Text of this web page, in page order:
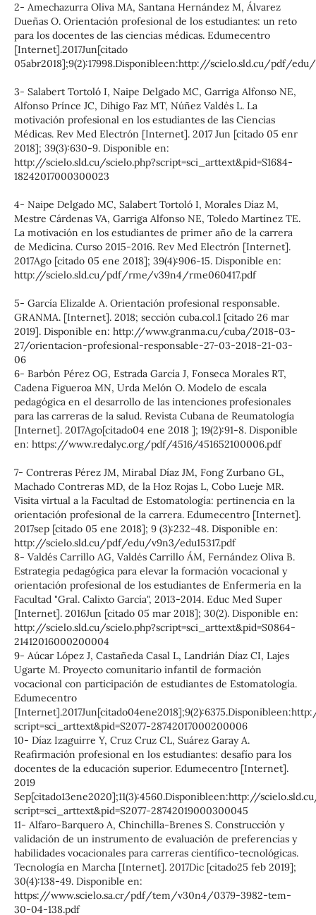
2- Amechazurra Oliva MA, Santana Hernández M, Álvarez
Dueñas O. Orientación profesional de los estudiantes: un reto
para los docentes de las ciencias médicas. Edumecentro
[Internet].2017Jun[citado
05abr2018];9(2):17998.Disponibleen:http://scielo.sld.cu/pdf/edu/
3- Salabert Tortoló I, Naipe Delgado MC, Garriga Alfonso NE,
Alfonso Prínce JC, Dihigo Faz MT, Núñez Valdés L. La
motivación profesional en los estudiantes de las Ciencias
Médicas. Rev Med Electrón [Internet]. 2017 Jun [citado 05 enr
2018]; 39(3):630-9. Disponible en:
http://scielo.sld.cu/scielo.php?script=sci_arttext&pid=S1684-
18242017000300023
4- Naipe Delgado MC, Salabert Tortoló I, Morales Díaz M,
Mestre Cárdenas VA, Garriga Alfonso NE, Toledo Martínez TE.
La motivación en los estudiantes de primer año de la carrera
de Medicina. Curso 2015-2016. Rev Med Electrón [Internet].
2017Ago [citado 05 ene 2018]; 39(4):906-15. Disponible en:
http://scielo.sld.cu/pdf/rme/v39n4/rme060417.pdf
5- García Elizalde A. Orientación profesional responsable.
GRANMA. [Internet]. 2018; sección cuba.col.1 [citado 26 mar
2019]. Disponible en: http://www.granma.cu/cuba/2018-03-
27/orientacion-profesional-responsable-27-03-2018-21-03-
06
6- Barbón Pérez OG, Estrada García J, Fonseca Morales RT,
Cadena Figueroa MN, Urda Melón O. Modelo de escala
pedagógica en el desarrollo de las intenciones profesionales
para las carreras de la salud. Revista Cubana de Reumatología
[Internet]. 2017Ago[citado04 ene 2018 ]; 19(2):91-8. Disponible
en: https://www.redalyc.org/pdf/4516/451652100006.pdf
7- Contreras Pérez JM, Mirabal Díaz JM, Fong Zurbano GL,
Machado Contreras MD, de la Hoz Rojas L, Cobo Lueje MR.
Visita virtual a la Facultad de Estomatología: pertinencia en la
orientación profesional de la carrera. Edumecentro [Internet].
2017sep [citado 05 ene 2018]; 9 (3):232-48. Disponible en:
http://scielo.sld.cu/pdf/edu/v9n3/edu15317.pdf
8- Valdés Carrillo AG, Valdés Carrillo ÁM, Fernández Oliva B.
Estrategia pedagógica para elevar la formación vocacional y
orientación profesional de los estudiantes de Enfermería en la
Facultad "Gral. Calixto García", 2013-2014. Educ Med Super
[Internet]. 2016Jun [citado 05 mar 2018]; 30(2). Disponible en:
http://scielo.sld.cu/scielo.php?script=sci_arttext&pid=S0864-
21412016000200004
9- Aúcar López J, Castañeda Casal L, Landrián Díaz CI, Lajes
Ugarte M. Proyecto comunitario infantil de formación
vocacional con participación de estudiantes de Estomatología.
Edumecentro
script=sci_arttext&pid=S2077-28742017000200006
10- Díaz Izaguirre Y, Cruz Cruz CL, Suárez Garay A.
Reafirmación profesional en los estudiantes: desafío para los
docentes de la educación superior. Edumecentro [Internet].
2019
Sep[citado13ene2020];11(3):4560.Disponibleen:http://
script=sci_arttext&pid=S2077-28742019000300045
11- Alfaro-Barquero A, Chinchilla-Brenes S. Construcción y
validación de un instrumento de evaluación de preferencias y
habilidades vocacionales para carreras científico-tecnológicas.
Tecnología en Marcha [Internet]. 2017Dic [citado25 feb 2019];
30(4):138-49. Disponible en:
https://www.scielo.sa.cr/pdf/tem/v30n4/0379-3982-tem-
30-04-138.pdf